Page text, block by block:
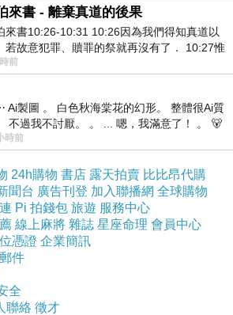
下落的情報。
因此有了許多刺激動作場面，
太空空戰、各種形形色色的外
合其他電影的影子，還有埋藏
列的彩蛋，當然得要熟悉星際
現，雖然有的人諷刺就是一部
是再度挖掘星際大戰系列賣
容易忘記有這部電影。佩德羅
演出。
古描述邪惡的帝國已經被覆
落在銀河系各處。新生的新共
軍為之奮鬥的一切，招募了傳
人丁賈林和他的年輕學徒格羅
來書 - 離棄真道的後果
來書10:26-10:31 10:26因為我們得知真道以
若故意犯罪、贖罪的祭就再沒有了． 10:27惟
懼等候審判和那燒滅眾敵人的烈火
前
製圖 。 白色秋海棠花的幻形。 整體很Ai質
不過我不討厭。 。 ... 嗯，我滿意了！ 。 🐻
時前
24h購物 書店 露天拍賣 比比昂代購
聞台 廣告刊登 加入聯播網 全球購物
Pi 拍錢包 旅遊 服務中心
線上麻將 雜誌 星座命理 會員中心
憑證 企業簡訊
件
全
聯絡 徵才